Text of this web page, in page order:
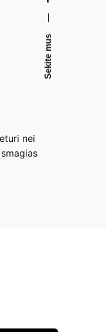
Sekite mus
nei